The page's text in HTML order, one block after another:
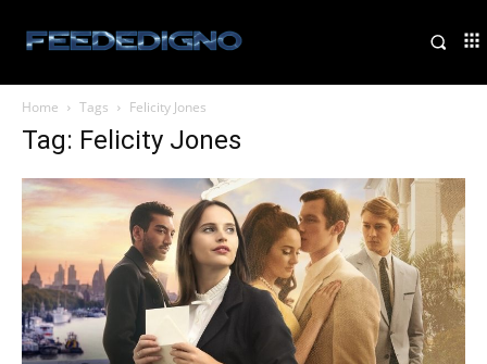
Home Tags Felicity Jones
Tag: Felicity Jones